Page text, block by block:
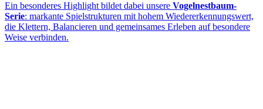
Ein besonderes Highlight bildet dabei unsere Vogelnestbaum-
Serie: markante Spielstrukturen mit hohem Wiedererkennungswert,
die Klettern, Balancieren und gemeinsames Erleben auf besondere
Weise verbinden.